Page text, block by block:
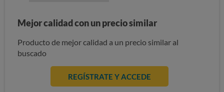
Mejor calidad con un precio similar
Producto de mejor calidad a un precio similar al
buscado
REGÍSTRATE Y ACCEDE